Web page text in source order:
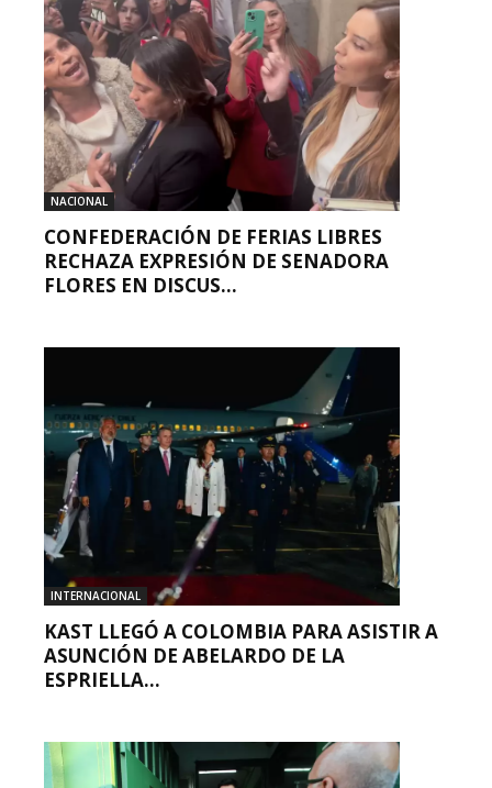
NACIONAL
CONFEDERACIÓN DE FERIAS LIBRES
RECHAZA EXPRESIÓN DE SENADORA
FLORES EN DISCUS...
INTERNACIONAL
KAST LLEGÓ A COLOMBIA PARA ASISTIR A
ASUNCIÓN DE ABELARDO DE LA
ESPRIELLA...